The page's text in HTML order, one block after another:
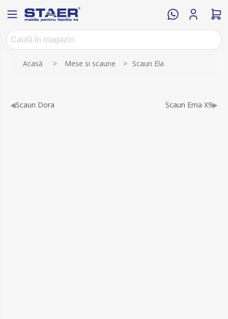
Acasă > Mese si scaune > Scaun Ela
◀Scaun Dora Scaun Ema X9▶
Numele atributului Valoarea atributului